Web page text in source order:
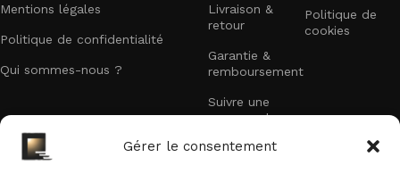
Gérer le consentement
Mentions légales
Politique de confidentialité
Qui sommes-nous ?
Livraison &
retour
Garantie &
remboursement
Suivre une
commande
Politique de
cookies
Recevez nos offres exclusives